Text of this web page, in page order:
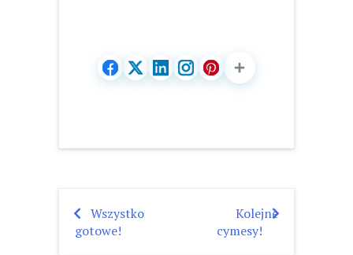
Nawigacja
Wszystko
gotowe!
Kolejne
cymesy!